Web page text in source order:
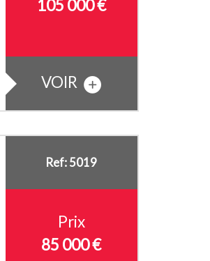
105 000 €
VOIR
Ref: 5019
Prix
85 000 €